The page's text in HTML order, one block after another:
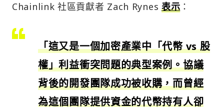
Chainlink 社區貢獻者 Zach Rynes 表示 ：
「這又是一個加密產業中「代幣 vs 股
權」利益衝突問題的典型案例。協議
背後的開發團隊成功被收購，而曾經
為這個團隊提供資金的代幣持有人卻